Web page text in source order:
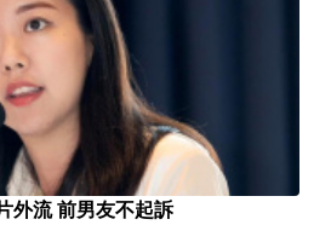
外流 前男友不起訴